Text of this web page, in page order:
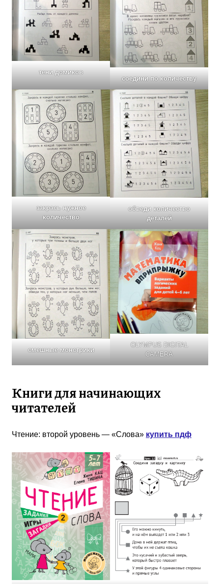
тени домиков
соедини по количеству
закрась нужное
количество
обведи количество
деталей
смешные монстрики
OLYMPUS DIGITAL
CAMERA
Книги для начинающих
читателей
Чтение: второй уровень — «Слова» купить пдф